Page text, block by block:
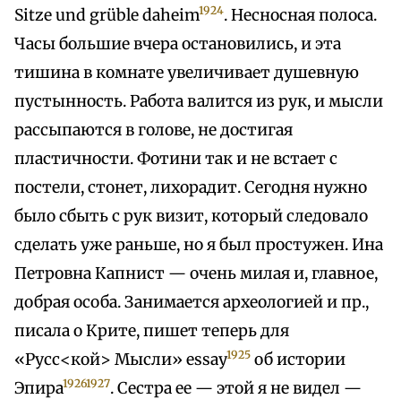
Sitze und grüble daheim1924. Несносная полоса.
Часы большие вчера остановились, и эта
тишина в комнате увеличивает душевную
пустынность. Работа валится из рук, и мысли
рассыпаются в голове, не достигая
пластичности. Фотини так и не встает с
постели, стонет, лихорадит. Сегодня нужно
было сбыть с рук визит, который следовало
сделать уже раньше, но я был простужен. Ина
Петровна Капнист — очень милая и, главное,
добрая особа. Занимается археологией и пр.,
писала о Крите, пишет теперь для
«Русс<кой> Мысли» essay1925 об истории
Эпира19261927. Сестра ее — этой я не видел —